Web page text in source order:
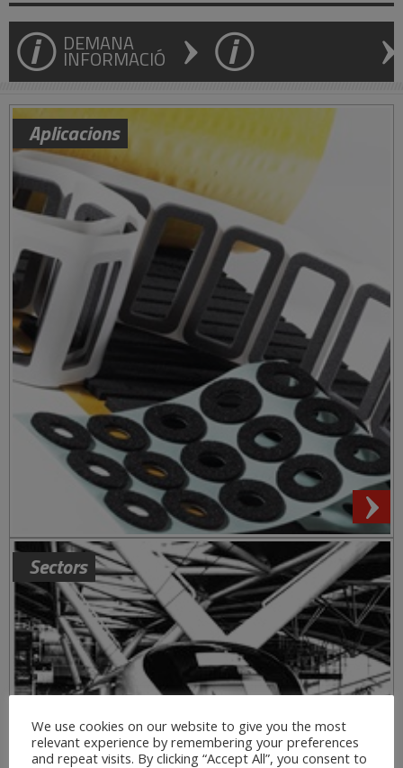
DEMANA
INFORMACIÓ
Aplicacions
Sectors
We use cookies on our website to give you the most
relevant experience by remembering your preferences
and repeat visits. By clicking “Accept All”, you consent to